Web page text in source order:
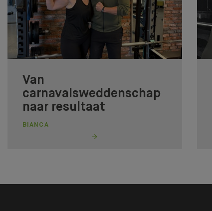
Van
carnavalsweddenschap
naar resultaat
BIANCA